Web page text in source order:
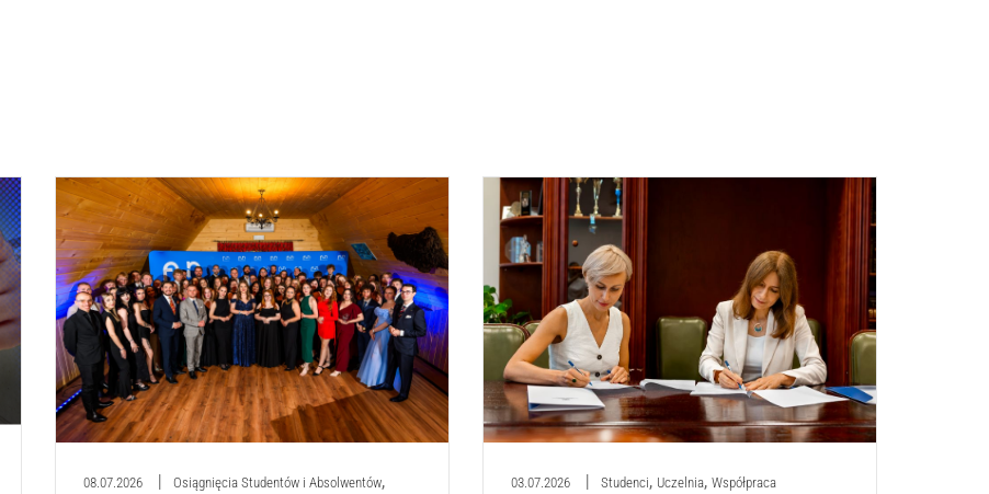
08.07.2026 Osiągnięcia Studentów i Absolwentów, 03.07.2026 Studenci, Uczelnia, Współpraca